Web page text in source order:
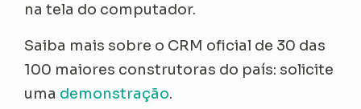
na tela do computador.
Saiba mais sobre o CRM oficial de 30 das
100 maiores construtoras do país: solicite
uma demonstração.